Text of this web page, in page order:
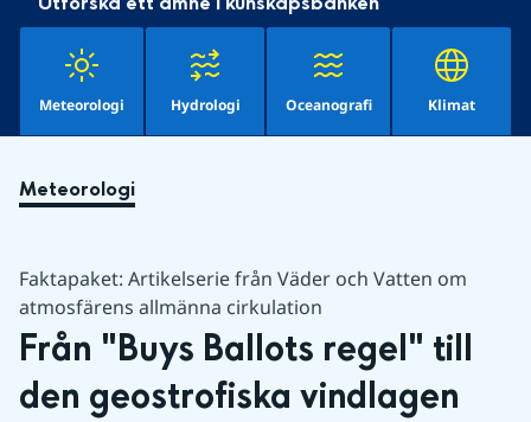
Meteorologi Hydrologi Oceanografi Klimat
Meteorologi
Faktapaket: Artikelserie från Väder och Vatten om
atmosfärens allmänna cirkulation
Från "Buys Ballots regel" till
den geostrofiska vindlagen